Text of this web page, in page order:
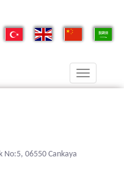
Toggle
navigation
No:5, 06550 Cankaya